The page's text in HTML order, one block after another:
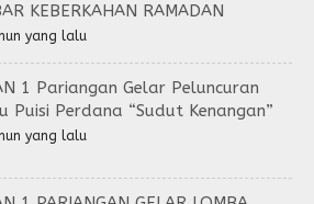
KEBERKAHAN RAMADAN
yang lalu
1 Pariangan Gelar Peluncuran
Puisi Perdana “Sudut Kenangan”
yang lalu